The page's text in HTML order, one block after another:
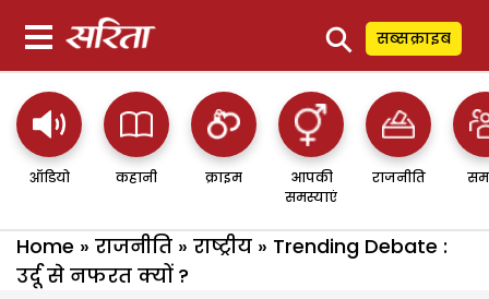
⚲ सब्सक्राइब
ऑडियो कहानी क्राइम
आपकी
समस्याएं
राजनीति
Home » राजनीति » राष्ट्रीय » Trending Debate :
उर्दू से नफरत क्यों ?